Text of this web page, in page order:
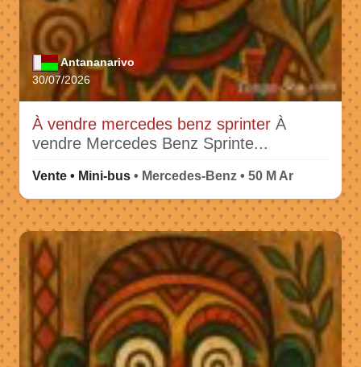
Antananarivo
30/07/2026
À vendre mercedes benz sprinter À
vendre Mercedes Benz Sprinte...
Vente • Mini-bus • Mercedes-Benz • 50 M Ar